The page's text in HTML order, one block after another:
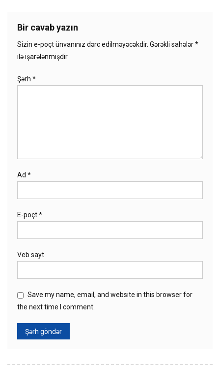
Bir cavab yazın
Sizin e-poçt ünvanınız dərc edilməyəcəkdir. Gərəkli sahələr*
ilə işarələnmişdir
Şərh *
Ad *
E-poçt*
Veb sayt
Save my name, email, and website in this browser for
the next time I comment.